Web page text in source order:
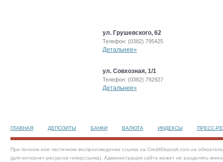
ул. Грушевского, 62
Телефон: (0382) 795425
Детальнее»
ул. Совхозная, 1/1
Телефон: (0382) 792927
Детальнее»
ГЛАВНАЯ ДЕПОЗИТЫ БАНКИ ВАЛЮТА ИНДЕКСЫ ПРЕСС-
При полном или частичном воспроизведении ссылка на CreditDeposit.com.ua
(для интернет-ресурсов гиперссылка). Администрация сайта может не разделять